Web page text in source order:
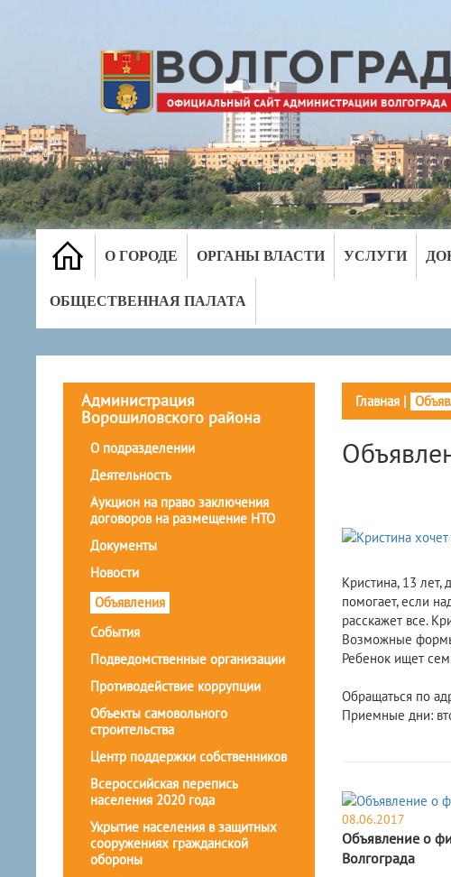
О ГОРОДЕ ОРГАНЫ ВЛАСТИ УСЛУГИ
ОБЩЕСТВЕННАЯ ПАЛАТА
Администрация
Ворошиловского района
О подразделении
Деятельность
Аукцион на право заключения
договоров на размещение НТО
Документы
Новости
Объявления
События
Подведомственные организации
Противодействие коррупции
Объекты самовольного
строительства
Центр поддержки собственников
Всероссийская перепись
населения 2020 года
Укрытие населения в защитных
сооружениях гражданской
обороны
Главная|
Кристина, 13 лет,
помогает, если
расскажет все.
Возможные формы
Ребенок ищет
Обращаться по
Приемные дни:
четверг
08.06.2017
Объявление о
Волгограда